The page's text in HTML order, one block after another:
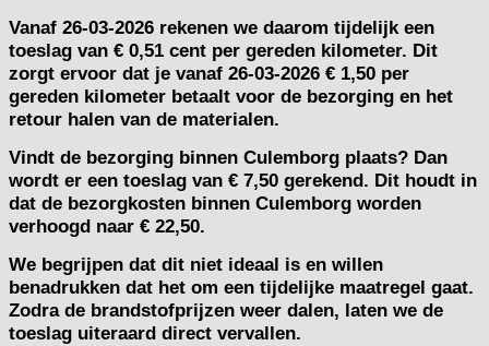
Vanaf 26-03-2026 rekenen we daarom tijdelijk een
toeslag van € 0,51 cent per gereden kilometer. Dit
zorgt ervoor dat je vanaf 26-03-2026 € 1,50 per
gereden kilometer betaalt voor de bezorging en het
retour halen van de materialen.
Vindt de bezorging binnen Culemborg plaats? Dan
wordt er een toeslag van € 7,50 gerekend. Dit houdt in
dat de bezorgkosten binnen Culemborg worden
verhoogd naar € 22,50.
We begrijpen dat dit niet ideaal is en willen
benadrukken dat het om een tijdelijke maatregel gaat.
Zodra de brandstofprijzen weer dalen, laten we de
toeslag uiteraard direct vervallen.